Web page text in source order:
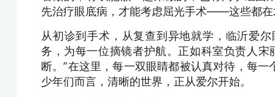
先治疗眼底病，才能考虑屈光手术——这些都在
从初诊到手术，从复查到异地就学，临沂爱
务，为每一位摘镜者护航。正如科室负责人
断。”在这里，每一双眼睛都被认真对待，每
少年们而言，清晰的世界，正从爱尔开始。